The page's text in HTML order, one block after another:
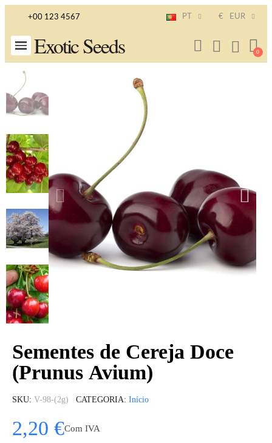
+00 123 4567 PT € EUR
Exotic Seeds
Sementes de Cereja Doce
(Prunus Avium)
SKU V-98-(2g) CATEGORIA Início
2,20 €Com IVA